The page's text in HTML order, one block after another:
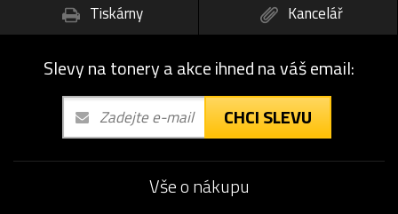
Tiskárny
Kancelář
Slevy na tonery a akce ihned na váš email:
CHCI SLEVU
Vše o nákupu